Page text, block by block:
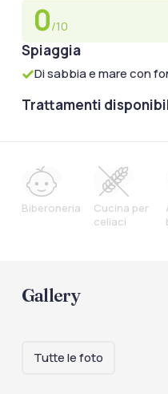
0/10
Spiaggia
Di sabbia e mare con
Trattamenti
Biberoneria
Cucina per
celiaci
Gallery
Tutte le foto